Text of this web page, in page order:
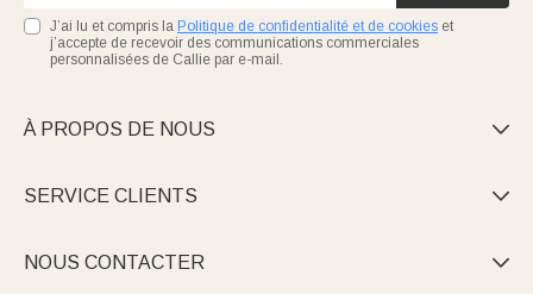
J’ai lu et compris la Politique de confidentialité et de cookies et
j’accepte de recevoir des communications commerciales
personnalisées de Callie par e-mail.
À PROPOS DE NOUS 
SERVICE CLIENTS 
NOUS CONTACTER 